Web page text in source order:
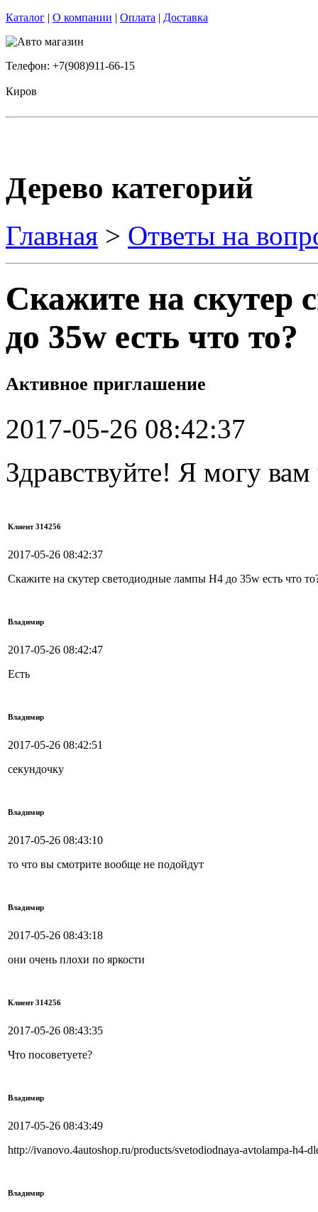
Каталог | О компании | Оплата | Доставка
Телефон: +7(908)911-66-15
Киров
Дерево категорий
Главная > Ответы на
Скажите на скутер
до 35w есть что то?
Активное приглашение
2017-05-26 08:42:37
Здравствуйте! Я могу
Клиент 314256
2017-05-26 08:42:37
Скажите на скутер светодиодные лампы H4 до 35w есть что
Владимир
2017-05-26 08:42:47
Есть
Владимир
2017-05-26 08:42:51
секундочку
Владимир
2017-05-26 08:43:10
то что вы смотрите вообще не подойдут
Владимир
2017-05-26 08:43:18
они очень плохи по яркости
Клиент 314256
2017-05-26 08:43:35
Что посоветуете?
Владимир
2017-05-26 08:43:49
http://ivanovo.4autoshop.ru/products/svetodiodnaya-avtolampa-h4-
Владимир